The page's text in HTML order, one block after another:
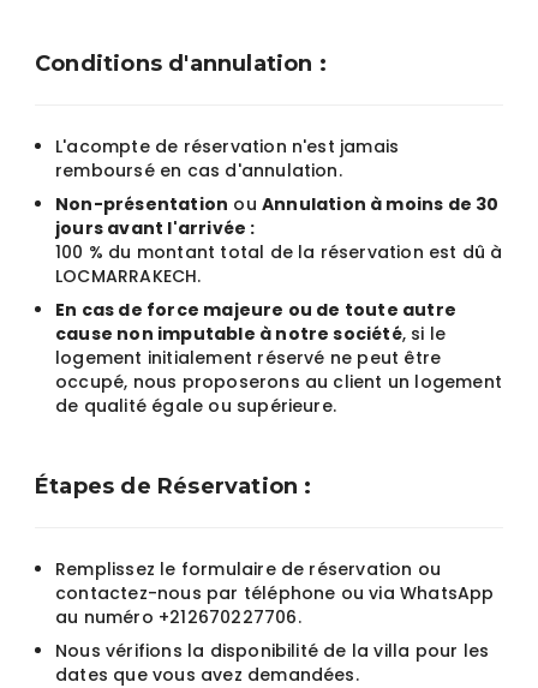
Conditions d'annulation :
L'acompte de réservation n'est jamais
remboursé en cas d'annulation.
Non-présentation ou Annulation à moins de 30
jours avant l'arrivée :
100 % du montant total de la réservation est dû à
LOCMARRAKECH.
En cas de force majeure ou de toute autre
cause non imputable à notre société, si le
logement initialement réservé ne peut être
occupé, nous proposerons au client un logement
de qualité égale ou supérieure.
Étapes de Réservation :
Remplissez le formulaire de réservation ou
contactez-nous par téléphone ou via WhatsApp
au numéro +212670227706.
Nous vérifions la disponibilité de la villa pour les
dates que vous avez demandées.